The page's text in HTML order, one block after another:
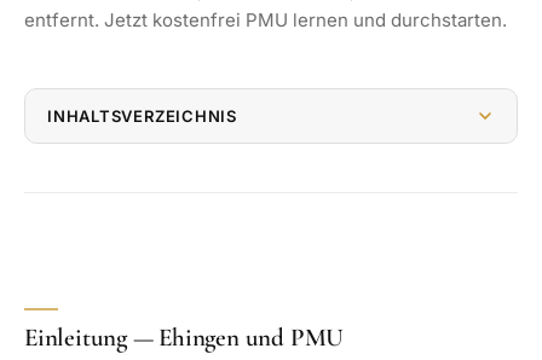
entfernt. Jetzt kostenfrei PMU lernen und durchstarten.
INHALTSVERZEICHNIS
Einleitung — Ehingen und PMU